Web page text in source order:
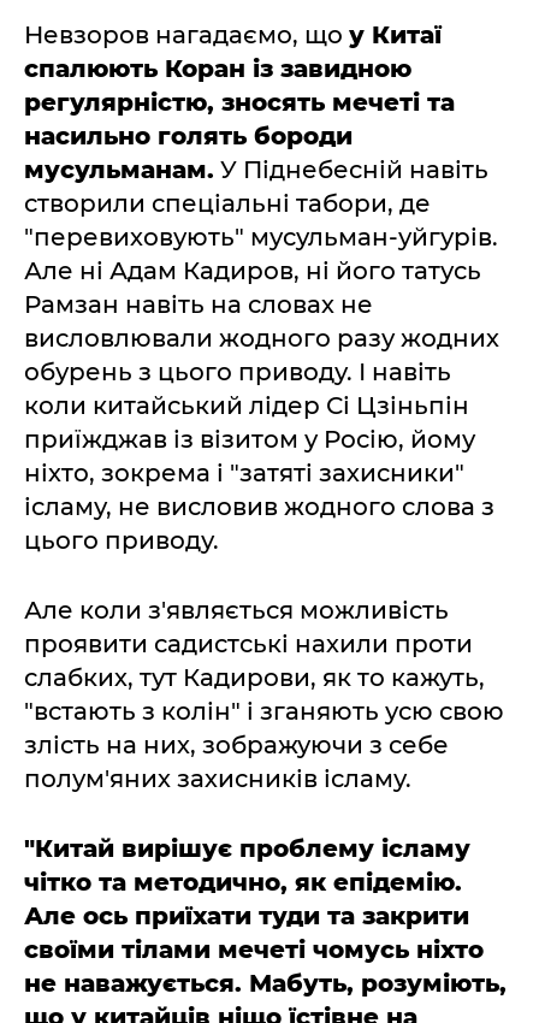
Невзоров нагадаємо, що у Китаї
спалюють Коран із завидною
регулярністю, зносять мечеті та
насильно голять бороди
мусульманам. У Піднебесній навіть
створили спеціальні табори, де
"перевиховують" мусульман-уйгурів.
Але ні Адам Кадиров, ні його татусь
Рамзан навіть на словах не
висловлювали жодного разу жодних
обурень з цього приводу. І навіть
коли китайський лідер Сі Цзіньпін
приїжджав із візитом у Росію, йому
ніхто, зокрема і "затяті захисники"
ісламу, не висловив жодного слова з
цього приводу.
Але коли з'являється можливість
проявити садистські нахили проти
слабких, тут Кадирови, як то кажуть,
"встають з колін" і зганяють усю свою
злість на них, зображуючи з себе
полум'яних захисників ісламу.
"Китай вирішує проблему ісламу
чітко та методично, як епідемію.
Але ось приїхати туди та закрити
своїми тілами мечеті чомусь ніхто
не наважується. Мабуть, розуміють,
що у китайців ніщо їстівне на